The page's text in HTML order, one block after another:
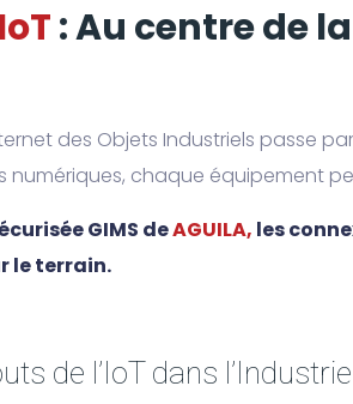
: Au centre de
des Objets Industriels passe
numériques, chaque équipement
GIMS deAGUILA, les
le terrain.
de l’IoT dans l’Industrie